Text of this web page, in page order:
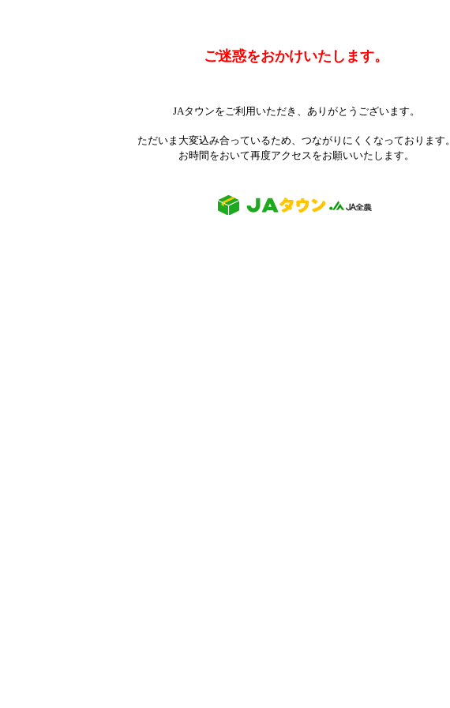
ご迷惑をおかけいたします。
JAタウンをご利用いただき、ありがとうございます。
ただいま大変込み合っているため、つながりにくくなっております。
お時間をおいて再度アクセスをお願いいたします。